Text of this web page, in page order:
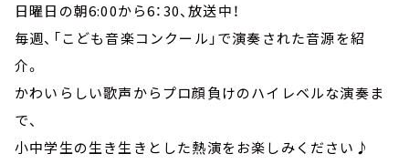
日曜日の朝6:00から6：30、放送中！
毎週、「こども音楽コンクール」で演奏された音源を紹
介。
かわいらしい歌声からプロ顔負けのハイレベルな演奏ま
で、
小中学生の生き生きとした熱演をお楽しみください♪